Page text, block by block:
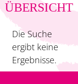
ÜBERSICHT
Die Suche
ergibt keine
Ergebnisse.